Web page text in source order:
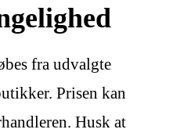
fra udvalgte
Prisen kan
Husk at